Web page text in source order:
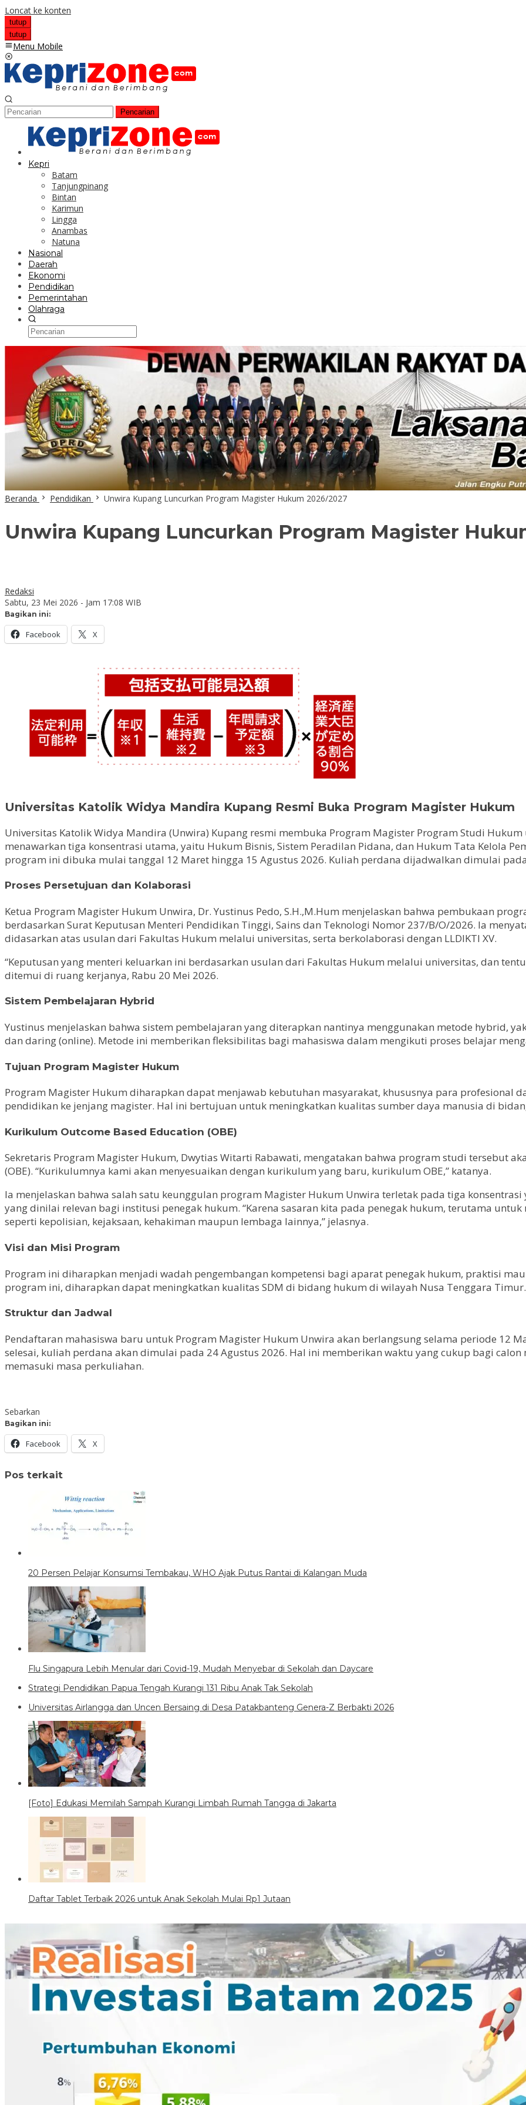
Loncat ke konten
tutup
tutup
Menu Mobile
Pencarian
Kepri
Batam
Tanjungpinang
Bintan
Karimun
Lingga
Anambas
Natuna
Nasional
Daerah
Ekonomi
Pendidikan
Pemerintahan
Olahraga
Beranda Pendidikan Unwira Kupang Luncurkan Program Magister Hukum 2026/2027
Unwira Kupang Luncurkan Program Magister
Redaksi
Sabtu, 23 Mei 2026 - Jam 17:08 WIB
Bagikan ini:
Facebook X
Universitas Katolik Widya Mandira Kupang Resmi Buka Program Magister Hukum
Universitas Katolik Widya Mandira (Unwira) Kupang resmi membuka Program Magister Program Studi
menawarkan tiga konsentrasi utama, yaitu Hukum Bisnis, Sistem Peradilan Pidana, dan Hukum Tata Kelola
program ini dibuka mulai tanggal 12 Maret hingga 15 Agustus 2026. Kuliah perdana dijadwalkan dimulai
Proses Persetujuan dan Kolaborasi
Ketua Program Magister Hukum Unwira, Dr. Yustinus Pedo, S.H.,M.Hum menjelaskan bahwa pembukaan
berdasarkan Surat Keputusan Menteri Pendidikan Tinggi, Sains dan Teknologi Nomor 237/B/O/2026. Ia
didasarkan atas usulan dari Fakultas Hukum melalui universitas, serta berkolaborasi dengan LLDIKTI XV.
“Keputusan yang menteri keluarkan ini berdasarkan usulan dari Fakultas Hukum melalui universitas, dan
ditemui di ruang kerjanya, Rabu 20 Mei 2026.
Sistem Pembelajaran Hybrid
Yustinus menjelaskan bahwa sistem pembelajaran yang diterapkan nantinya menggunakan metode hybrid,
dan daring (online). Metode ini memberikan fleksibilitas bagi mahasiswa dalam mengikuti proses belajar
Tujuan Program Magister Hukum
Program Magister Hukum diharapkan dapat menjawab kebutuhan masyarakat, khususnya para profesional
pendidikan ke jenjang magister. Hal ini bertujuan untuk meningkatkan kualitas sumber daya manusia di
Kurikulum Outcome Based Education (OBE)
Sekretaris Program Magister Hukum, Dwytias Witarti Rabawati, mengatakan bahwa program studi tersebut
(OBE). “Kurikulumnya kami akan menyesuaikan dengan kurikulum yang baru, kurikulum OBE,” katanya.
Ia menjelaskan bahwa salah satu keunggulan program Magister Hukum Unwira terletak pada tiga
yang dinilai relevan bagi institusi penegak hukum. “Karena sasaran kita pada penegak hukum, terutama
seperti kepolisian, kejaksaan, kehakiman maupun lembaga lainnya,” jelasnya.
Visi dan Misi Program
Program ini diharapkan menjadi wadah pengembangan kompetensi bagi aparat penegak hukum, praktisi
program ini, diharapkan dapat meningkatkan kualitas SDM di bidang hukum di wilayah Nusa Tenggara Timur.
Struktur dan Jadwal
Pendaftaran mahasiswa baru untuk Program Magister Hukum Unwira akan berlangsung selama periode 12
selesai, kuliah perdana akan dimulai pada 24 Agustus 2026. Hal ini memberikan waktu yang cukup bagi
memasuki masa perkuliahan.
Sebarkan
Bagikan ini:
Facebook X
Pos terkait
20 Persen Pelajar Konsumsi Tembakau, WHO Ajak Putus Rantai di Kalangan Muda
Flu Singapura Lebih Menular dari Covid-19, Mudah Menyebar di Sekolah dan Daycare
Strategi Pendidikan Papua Tengah Kurangi 131 Ribu Anak Tak Sekolah
Universitas Airlangga dan Uncen Bersaing di Desa Patakbanteng Genera-Z Berbakti 2026
[Foto] Edukasi Memilah Sampah Kurangi Limbah Rumah Tangga di Jakarta
Daftar Tablet Terbaik 2026 untuk Anak Sekolah Mulai Rp1 Jutaan